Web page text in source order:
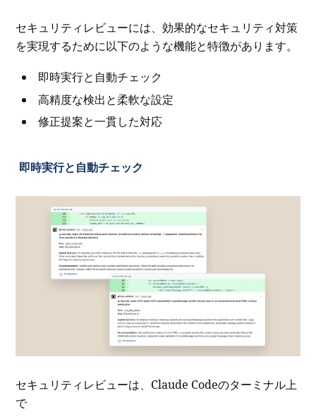
セキュリティレビューには、効果的なセキュリティ対策
を実現するために以下のような機能と特徴があります。
即時実行と自動チェック
高精度な検出と柔軟な設定
修正提案と一貫した対応
即時実行と自動チェック
セキュリティレビューは、Claude Codeのターミナル上
で